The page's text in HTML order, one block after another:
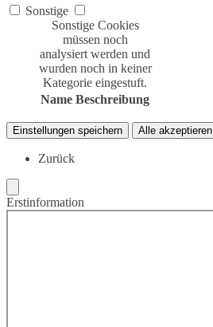
Sonstige
Sonstige Cookies
müssen noch
analysiert werden und
wurden noch in keiner
Kategorie eingestuft.
Name Beschreibung
Einstellungen speichern Alle akzeptieren
Zurück
Erstinformation